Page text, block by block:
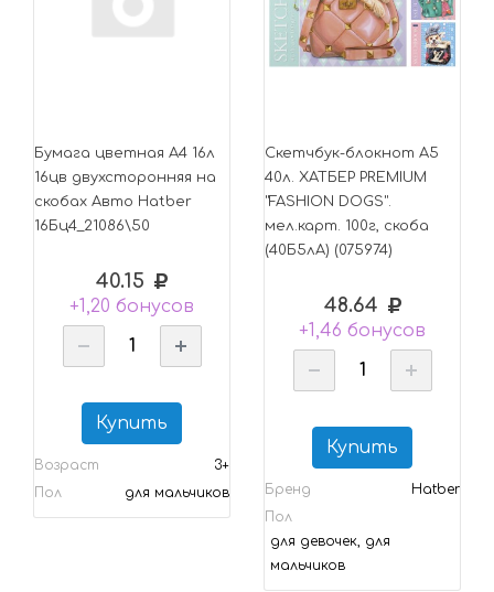
Бумага цветная А4 16л
16цв двухсторонняя на
скобах Авто Hatber
16Бц4_21086\50
40.15
+1,20 бонусов
Купить
Возраст
3+
Пол
для мальчиков
Скетчбук-блокнот А5
40л. ХАТБЕР PREMIUM
"FASHION DOGS".
мел.карт. 100г, скоба
(40Б5лA) (075974)
48.64
+1,46 бонусов
Купить
Бренд
Hatber
Пол
для девочек, для
мальчиков